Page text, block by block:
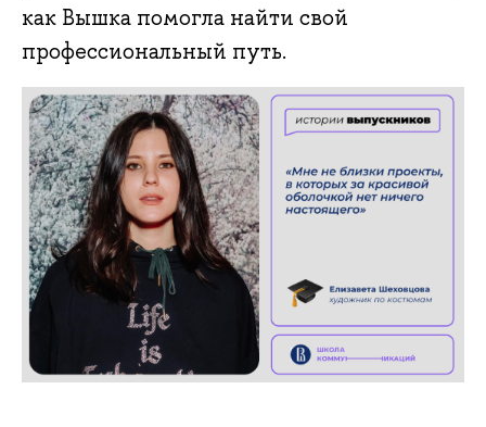
как Вышка помогла найти свой
профессиональный путь.